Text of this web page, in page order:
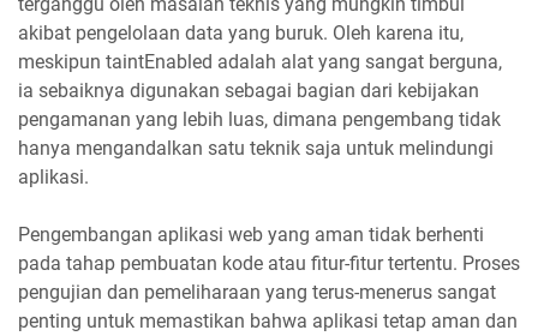
akibat pengelolaan data yang buruk. Oleh karena itu,
meskipun taintEnabled adalah alat yang sangat berguna,
ia sebaiknya digunakan sebagai bagian dari kebijakan
pengamanan yang lebih luas, dimana pengembang tidak
hanya mengandalkan satu teknik saja untuk melindungi
aplikasi.
Pengembangan aplikasi web yang aman tidak berhenti
pada tahap pembuatan kode atau fitur-fitur tertentu. Proses
pengujian dan pemeliharaan yang terus-menerus sangat
penting untuk memastikan bahwa aplikasi tetap aman dan